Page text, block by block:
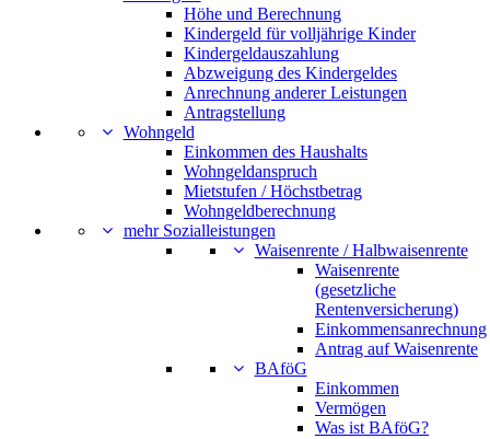
Höhe und Berechnung
Kindergeld für volljährige Kinder
Kindergeldauszahlung
Abzweigung des Kindergeldes
Anrechnung anderer Leistungen
Antragstellung
Wohngeld
Einkommen des Haushalts
Wohngeldanspruch
Mietstufen / Höchstbetrag
Wohngeldberechnung
mehr Sozialleistungen
Waisenrente / Halbwaisenrente
Waisenrente
(gesetzliche
Rentenversicherung)
Einkommensanrechnung
Antrag auf Waisenrente
BAföG
Einkommen
Vermögen
Was ist BAföG?